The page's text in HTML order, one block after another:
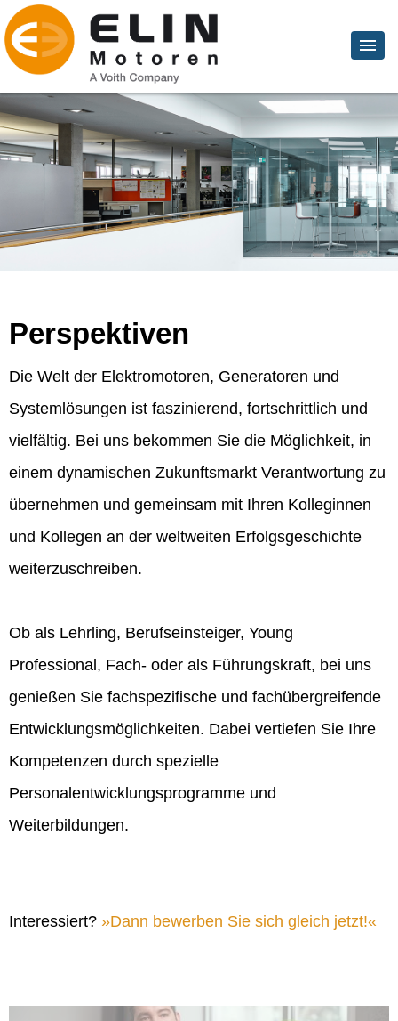
Perspektiven
Die Welt der Elektromotoren, Generatoren und
Systemlösungen ist faszinierend, fortschrittlich und
vielfältig. Bei uns bekommen Sie die Möglichkeit, in
einem dynamischen Zukunftsmarkt Verantwortung zu
übernehmen und gemeinsam mit Ihren Kolleginnen
und Kollegen an der weltweiten Erfolgsgeschichte
weiterzuschreiben.
Ob als Lehrling, Berufseinsteiger, Young
Professional, Fach- oder als Führungskraft, bei uns
genießen Sie fachspezifische und fachübergreifende
Entwicklungsmöglichkeiten. Dabei vertiefen Sie Ihre
Kompetenzen durch spezielle
Personalentwicklungsprogramme und
Weiterbildungen.
Interessiert? Dann bewerben Sie sich gleich jetzt!